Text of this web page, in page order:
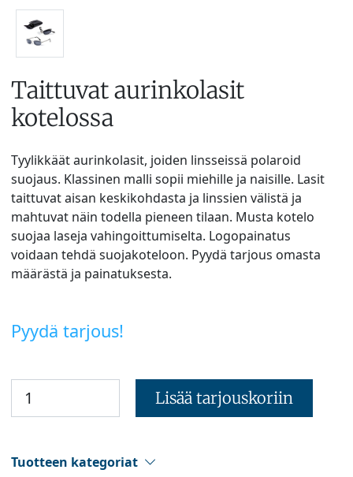
Taittuvat aurinkolasit
kotelossa
Tyylikkäät aurinkolasit, joiden linsseissä polaroid
suojaus. Klassinen malli sopii miehille ja naisille. Lasit
taittuvat aisan keskikohdasta ja linssien välistä ja
mahtuvat näin todella pieneen tilaan. Musta kotelo
suojaa laseja vahingoittumiselta. Logopainatus
voidaan tehdä suojakoteloon. Pyydä tarjous omasta
määrästä ja painatuksesta.
Pyydä tarjous!
Lisää tarjouskoriin
Tuotteen kategoriat